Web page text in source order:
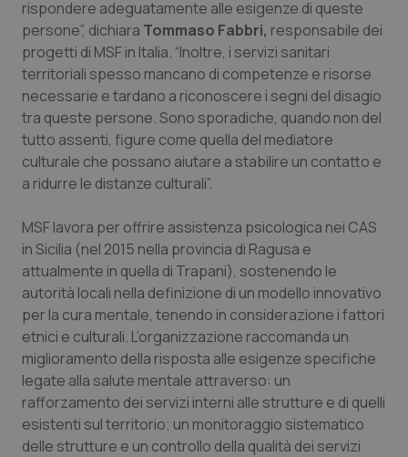
Salute orale & impianti
Sangue & coagulazione
Tiroide
Tumore al seno
Tumori del Polmone & Testa Collo
Tumori gastrointestinali
Ulcera & Reflusso
Vaccini
rispondere adeguatamente alle esigenze di queste
persone”, dichiara Tommaso Fabbri, responsabile dei
progetti di MSF in Italia. “Inoltre, i servizi sanitari
territoriali spesso mancano di competenze e risorse
necessarie e tardano a riconoscere i segni del disagio
tra queste persone. Sono sporadiche, quando non del
tutto assenti, figure come quella del mediatore
culturale che possano aiutare a stabilire un contatto e
a ridurre le distanze culturali”.
MSF lavora per offrire assistenza psicologica nei CAS
in Sicilia (nel 2015 nella provincia di Ragusa e
attualmente in quella di Trapani), sostenendo le
autorità locali nella definizione di un modello innovativo
per la cura mentale, tenendo in considerazione i fattori
etnici e culturali. L’organizzazione raccomanda un
miglioramento della risposta alle esigenze specifiche
legate alla salute mentale attraverso: un
rafforzamento dei servizi interni alle strutture e di quelli
esistenti sul territorio; un monitoraggio sistematico
delle strutture e un controllo della qualità dei servizi